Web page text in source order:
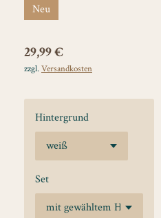
Neu
29,99 €
zzgl.Versandkosten
Hintergrund
Set